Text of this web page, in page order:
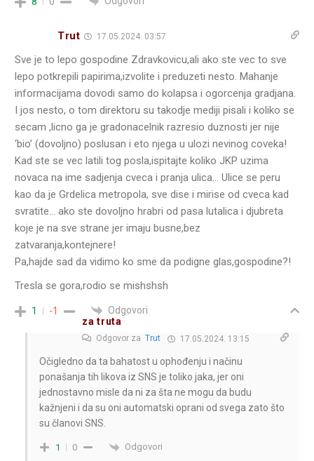
Trut 17.05.2024. 03:57
Sve je to lepo gospodine Zdravkovicu,ali ako ste vec to sve
lepo potkrepili papirima,izvolite i preduzeti nesto. Mahanje
informacijama dovodi samo do kolapsa i ogorcenja gradjana.
I jos nesto, o tom direktoru su takodje mediji pisali i koliko se
secam ,licno ga je gradonacelnik razresio duznosti jer nije
‘bio’ (dovoljno) poslusan i eto njega u ulozi nevinog coveka!
Kad ste se vec latili tog posla,ispitajte koliko JKP uzima
novaca na ime sadjenja cveca i pranja ulica… Ulice se peru
kao da je Grdelica metropola, sve dise i mirise od cveca kad
svratite… ako ste dovoljno hrabri od pasa lutalica i djubreta
koje je na sve strane jer imaju busne,bez
zatvaranja,kontejnere!
Pa,hajde sad da vidimo ko sme da podigne glas,gospodine?!
Tresla se gora,rodio se mishshsh
1 -1
Odgovori
za truta
Odgovor za Trut 17.05.2024. 13:15
Očigledno da ta bahatost u ophođenju i načinu
ponašanja tih likova iz SNS je toliko jaka, jer oni
jednostavno misle da ni za šta ne mogu da budu
kažnjeni i da su oni automatski oprani od svega zato što
su članovi SNS.
1 0 Odgovori